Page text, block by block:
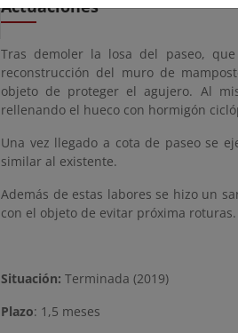
Actuaciones
Tras demoler la losa del paseo,
reconstrucción del muro de
objeto de proteger el agujero. Al
rellenando el hueco con hormigón
Una vez llegado a cota de paseo se
similar al existente.
Además de estas labores se hizo un
con el objeto de evitar próxima roturas.
Situación: Terminada (2019)
Plazo: 1,5 meses